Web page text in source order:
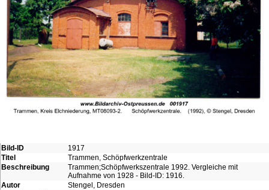
Bild-ID
1917
Titel
Trammen, Schöpfwerkzentrale
Beschreibung
Trammen;Schöpfwerkszentrale 1992. Vergleiche mit
Aufnahme von 1928 - Bild-ID: 1916.
Autor
Stengel, Dresden